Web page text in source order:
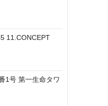
11.CONCEPT
1号 第一生命タワ